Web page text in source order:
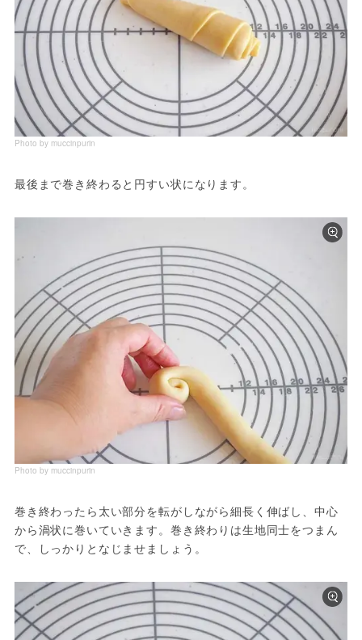
Photo by muccinpurin
最後まで巻き終わると円すい状になります。
Photo by muccinpurin
巻き終わったら太い部分を転がしながら細長く伸ばし、中心
から渦状に巻いていきます。巻き終わりは生地同士をつまん